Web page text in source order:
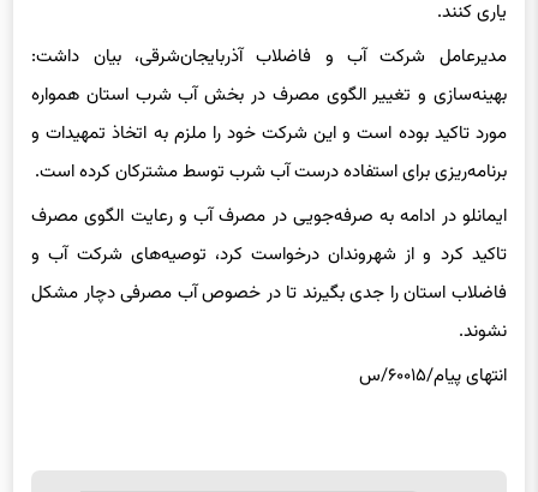
یاری کنند.
مدیرعامل شرکت آب و فاضلاب آذربایجان‌شرقی، بیان داشت:
بهینه‌سازی و تغییر الگوی مصرف در بخش آب شرب استان همواره
مورد تاکید بوده است و این شرکت خود را ملزم به اتخاذ تمهیدات و
برنامه‌ریزی برای استفاده درست آب شرب توسط مشترکان کرده است.
ایمانلو در ادامه به صرفه‌جویی در مصرف آب و رعایت الگوی مصرف
تاکید کرد و از شهروندان درخواست کرد، توصیه‌های شرکت آب و
فاضلاب استان را جدی بگیرند تا در خصوص آب مصرفی دچار مشکل
نشوند.
انتهای پیام/۶۰۰۱۵/س